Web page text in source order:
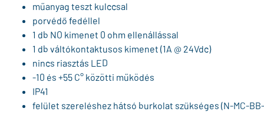
műanyag teszt kulccsal
porvédő fedéllel
1 db NO kimenet 0 ohm ellenállással
1 db váltókontaktusos kimenet (1A @ 24Vdc)
nincs riasztás LED
-10 és +55 C° közötti működés
IP41
felület szereléshez hátsó burkolat szükséges (N-MC-